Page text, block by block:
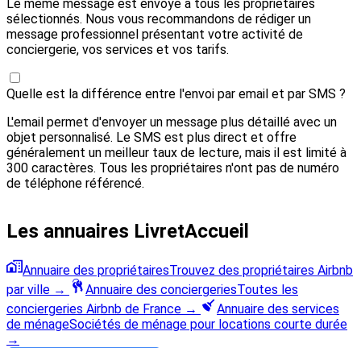
Le même message est envoyé à tous les propriétaires
sélectionnés. Nous vous recommandons de rédiger un
message professionnel présentant votre activité de
conciergerie, vos services et vos tarifs.
Quelle est la différence entre l'envoi par email et par SMS ?
L'email permet d'envoyer un message plus détaillé avec un
objet personnalisé. Le SMS est plus direct et offre
généralement un meilleur taux de lecture, mais il est limité à
300 caractères. Tous les propriétaires n'ont pas de numéro
de téléphone référencé.
Les annuaires LivretAccueil
Annuaire des propriétairesTrouvez des propriétaires Airbnb
par ville → Annuaire des conciergeriesToutes les
conciergeries Airbnb de France →
Annuaire des services
de ménageSociétés de ménage pour locations courte durée
→